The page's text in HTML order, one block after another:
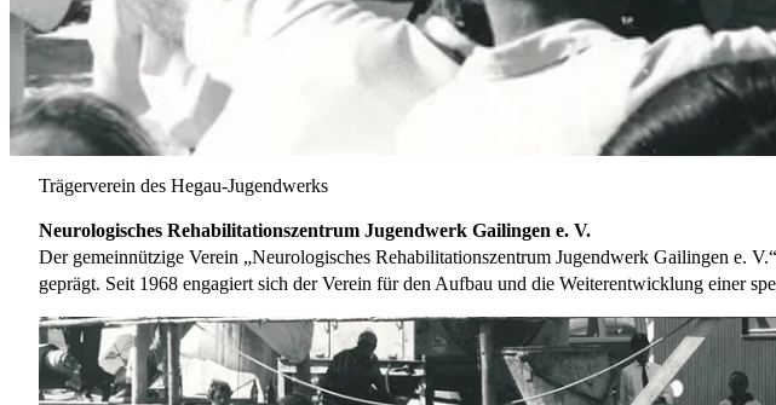
Trägerverein des Hegau-Jugendwerks
Neurologisches Rehabilitationszentrum Jugendwerk Gailingen e. V.
Der gemeinnützige Verein „Neurologisches Rehabilitationszentrum Jugendwerk Gailingen e.
geprägt. Seit 1968 engagiert sich der Verein für den Aufbau und die Weiterentwicklung einer